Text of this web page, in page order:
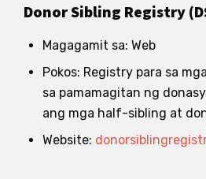
Donor Sibling Registry
Magagamit sa: Web
Pokos: Registry para sa
sa pamamagitan ng
ang mga half-sibling at
Website: